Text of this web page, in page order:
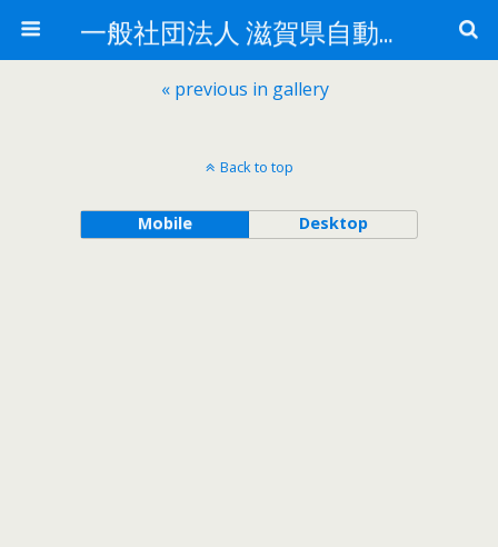
一般社団法人 滋賀県自動車整備振興会
« previous in gallery
Back to top
Mobile Desktop